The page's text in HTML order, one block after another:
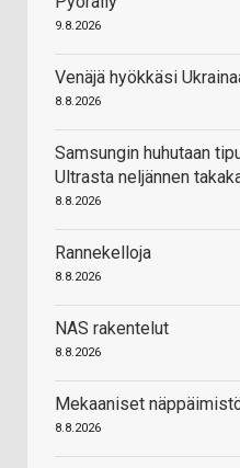
9.8.2026
Venäjä hyökkäsi
8.8.2026
Samsungin huhutaan
Ultrasta neljännen
8.8.2026
Rannekelloja
8.8.2026
NAS rakentelut
8.8.2026
Mekaaniset
8.8.2026